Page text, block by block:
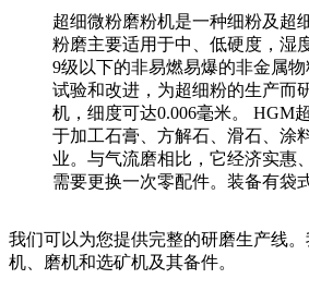
超细微粉磨粉机是一种细粉及超
粉磨主要适用于中、低硬度，湿
9级以下的非易燃易爆的非金属
试验和改进，为超细粉的生产而
机，细度可达0.006毫米。 HGM
于加工石膏、方解石、滑石、涂
业。与气流磨相比，它经济实惠
需要更换一次零配件。装备有袋
我们可以为您提供完整的研磨生产线
机、磨机和选矿机及其备件。